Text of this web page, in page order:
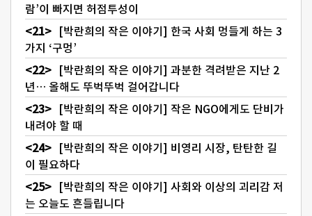
람’이 빠지면 허점투성이
[박란희의 작은 이야기] 한국 사회 멍들게 하는 3
가지 ‘구멍’
[박란희의 작은 이야기] 과분한 격려받은 지난 2
년… 올해도 뚜벅뚜벅 걸어갑니다
[박란희의 작은 이야기] 작은 NGO에게도 단비가
내려야 할 때
[박란희의 작은 이야기] 비영리 시장, 탄탄한 길
이 필요하다
[박란희의 작은 이야기] 사회와 이상의 괴리감 저
는 오늘도 흔들립니다